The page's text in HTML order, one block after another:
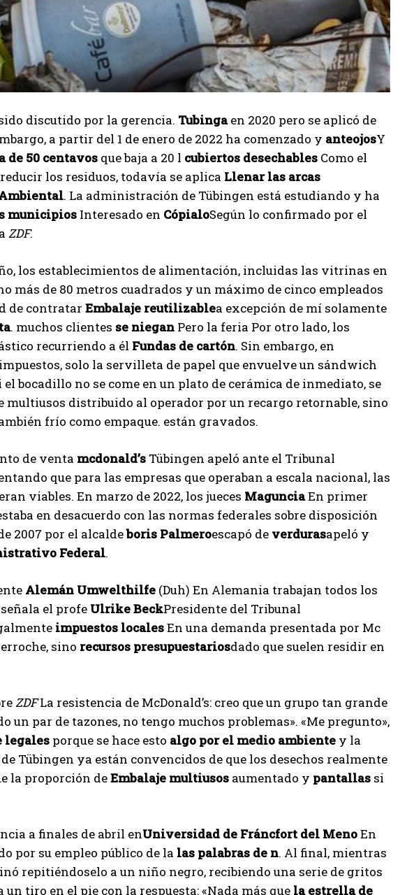
discutido por la gerencia. Tubingaen 2020 pero se aplicó de
a partir del 1 de enero de 2022 ha comenzado y anteojosY
de 50 centavos que baja a 20 l cubiertos desechables Como el
los residuos, todavía se aplica Llenar las arcas
. La administración de Tübingen está estudiando y ha
municipios Interesado en CópialoSegún lo confirmado por el
ZDF.
los establecimientos de alimentación, incluidas las vitrinas en
más de 80 metros cuadrados y un máximo de cinco empleados
de contratar Embalaje reutilizablea excepción de mí solamente
. muchos clientes se niegan Pero la feria Por otro lado, los
recurriendo a él Fundas de cartón. Sin embargo, en
solo la servilleta de papel que envuelve un sándwich
bocadillo no se come en un plato de cerámica de inmediato, se
multiusos distribuido al operador por un recargo retornable, sino
frío como empaque. están gravados.
de venta mcdonald’s Tübingen apeló ante el Tribunal
que para las empresas que operaban a escala nacional, las
viables. En marzo de 2022, los jueces MagunciaEn primer
en desacuerdo con las normas federales sobre disposición
2007 por el alcaldeboris Palmeroescapó de verdurasapeló y
Federal.
Alemán Umwelthilfe (Duh) En Alemania trabajan todos los
señala el profe Ulrike BeckPresidente del Tribunal
impuestos localesEn una demanda presentada por Mc
sino recursos presupuestariosdado que suelen residir en
ZDFLa resistencia de McDonald’s: creo que un grupo tan grande
un par de tazones, no tengo muchos problemas». «Me pregunto»,
legales porque se hace esto algo por el medio ambiente y la
Tübingen ya están convencidos de que los desechos realmente
la proporción deEmbalaje multiusos aumentado y pantallas si
a finales de abril enUniversidad de Fráncfort del MenoEn
por su empleo público de la las palabras de n. Al final, mientras
repitiéndoselo a un niño negro, recibiendo una serie de gritos
un tiro en el pie con la respuesta: «Nada más que la estrella de